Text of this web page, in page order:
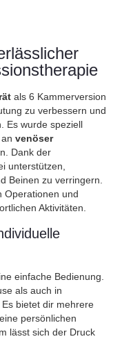
als 6 Kammerversion
zu verbessern und
Es wurde speziell
venöser
Dank der
unterstützen,
Beinen zu verringern.
Operationen und
Aktivitäten.
einfache Bedienung.
als auch in
bietet dir mehrere
persönlichen
lässt sich der Druck